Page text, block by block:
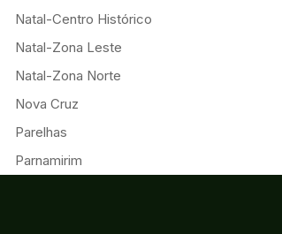
Natal-Centro Histórico
Natal-Zona Leste
Natal-Zona Norte
Nova Cruz
Parelhas
Parnamirim